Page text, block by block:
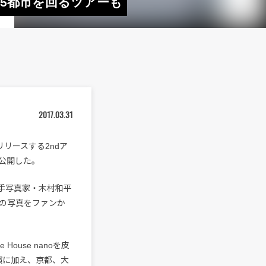
2017.03.31
リースする2ndア
開した。
写真家・木村和平
写真をファンか
House nanoを皮
加え、京都、大